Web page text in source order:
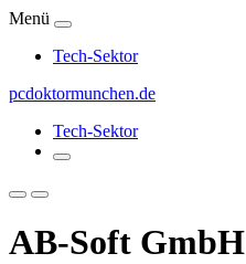
Menü
Tech-Sektor
pcdoktormunchen.de
Tech-Sektor
AB-Soft GmbH